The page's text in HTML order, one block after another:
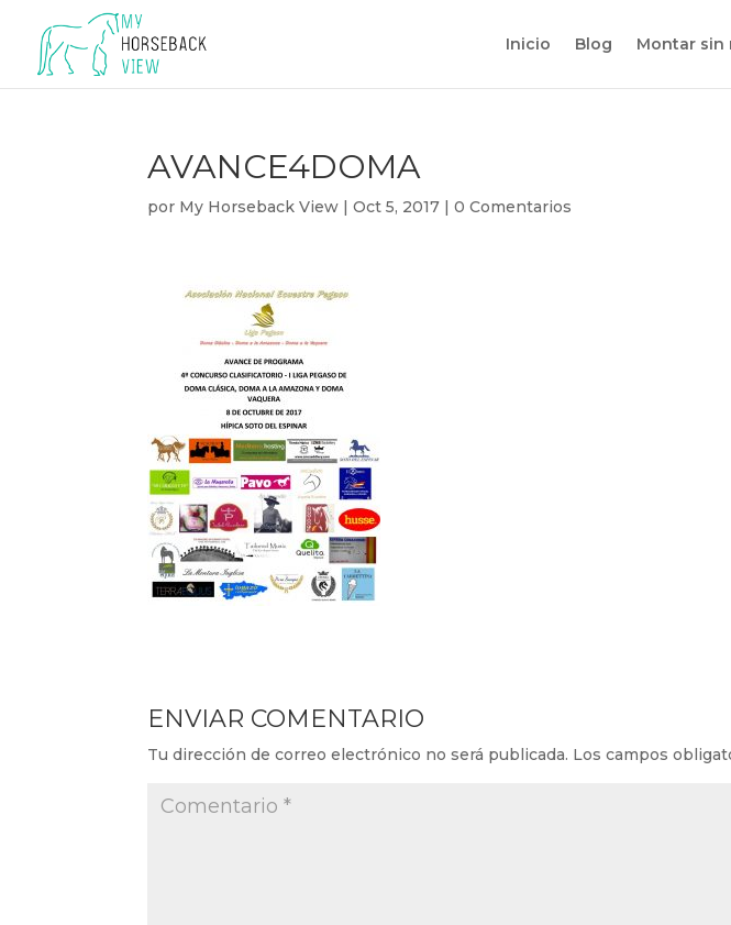
Inicio Blog Montar sin
AVANCE4DOMA
por My Horseback View |Oct 5, 2017 |0 Comentarios
ENVIAR COMENTARIO
Tu dirección de correo electrónico no será publicada. Los campos